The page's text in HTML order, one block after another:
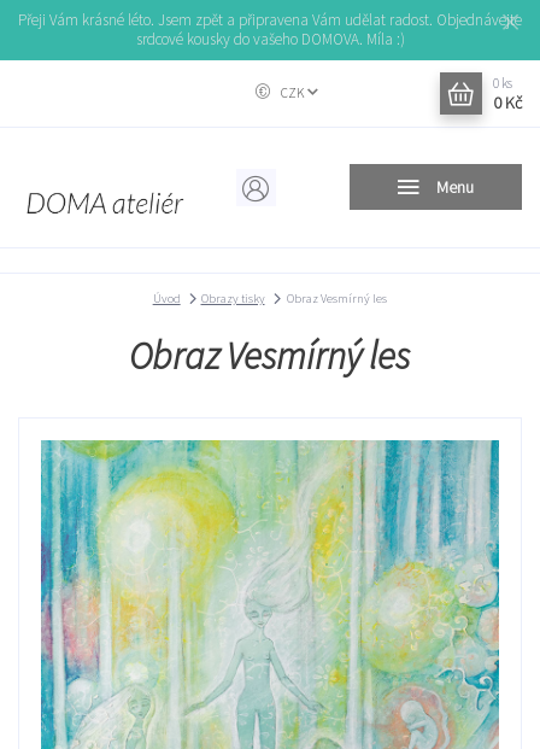
Přeji Vám krásné léto. Jsem zpět a připravena Vám udělat radost. Objednávejte
srdcové kousky do vašeho DOMOVA. Míla :)
Menu
CZK
0 ks
0 Kč
Úvod Obrazy tisky Obraz Vesmírný les
Obraz Vesmírný les